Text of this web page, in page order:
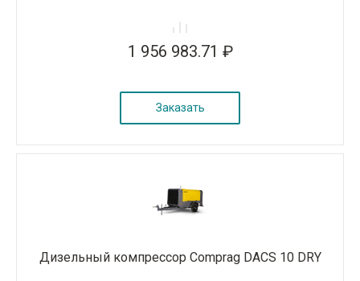
1 956 983.71 ₽
Заказать
Дизельный компрессор Comprag DACS 10 DRY